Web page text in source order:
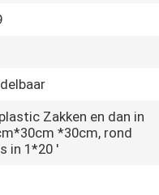
Zakken en dan in
*30cm, rond
in 1*20 '